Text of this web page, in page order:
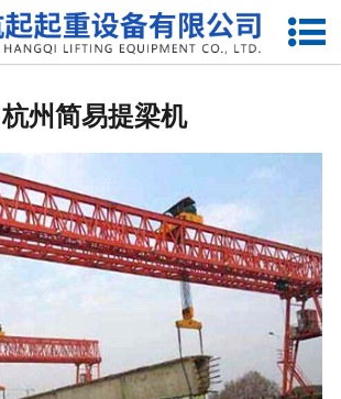
网站首页
杭州电动葫芦
杭州悬臂吊
杭州液压升降货梯
杭州起重机配件
杭州简易提梁机